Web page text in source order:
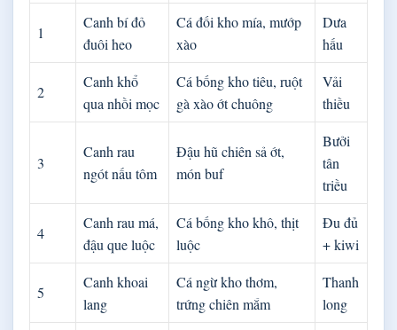
1
Canh bí đỏ
đuôi heo
Cá đối kho mía, mướp
xào
Dưa
hấu
2
Canh khổ
qua nhồi mọc
Cá bống kho tiêu, ruột
gà xào ớt chuông
Vải
thiều
3
Canh rau
ngót nấu tôm
Đậu hũ chiên sả ớt,
món buf
Bưởi
tân
triều
4
Canh rau má,
đậu que luộc
Cá bống kho khô, thịt
luộc
Đu đủ
+ kiwi
5
Canh khoai
lang
Cá ngừ kho thơm,
trứng chiên mắm
Thanh
long